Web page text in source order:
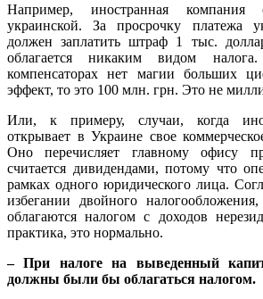
Например, иностранная компания
украинской. За просрочку платежа
должен заплатить штраф 1 тыс.
облагается никаким видом
компенсаторах нет магии больших
эффект, то это 100 млн. грн. Это не
Или, к примеру, случаи, когда
открывает в Украине свое
Оно перечисляет главному офису
считается дивидендами, потому что
рамках одного юридического лица.
избегании двойного
облагаются налогом с доходов
практика, это нормально.
– При налоге на выведенный
должны были бы облагаться налогом.